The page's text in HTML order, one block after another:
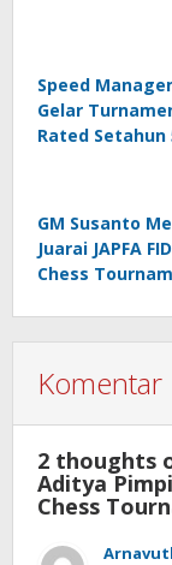
Speed
Gelar
Rated Setahun
GM Susanto
Juarai JAPFA
Chess
Komentar
2 thoughts
Aditya
Chess